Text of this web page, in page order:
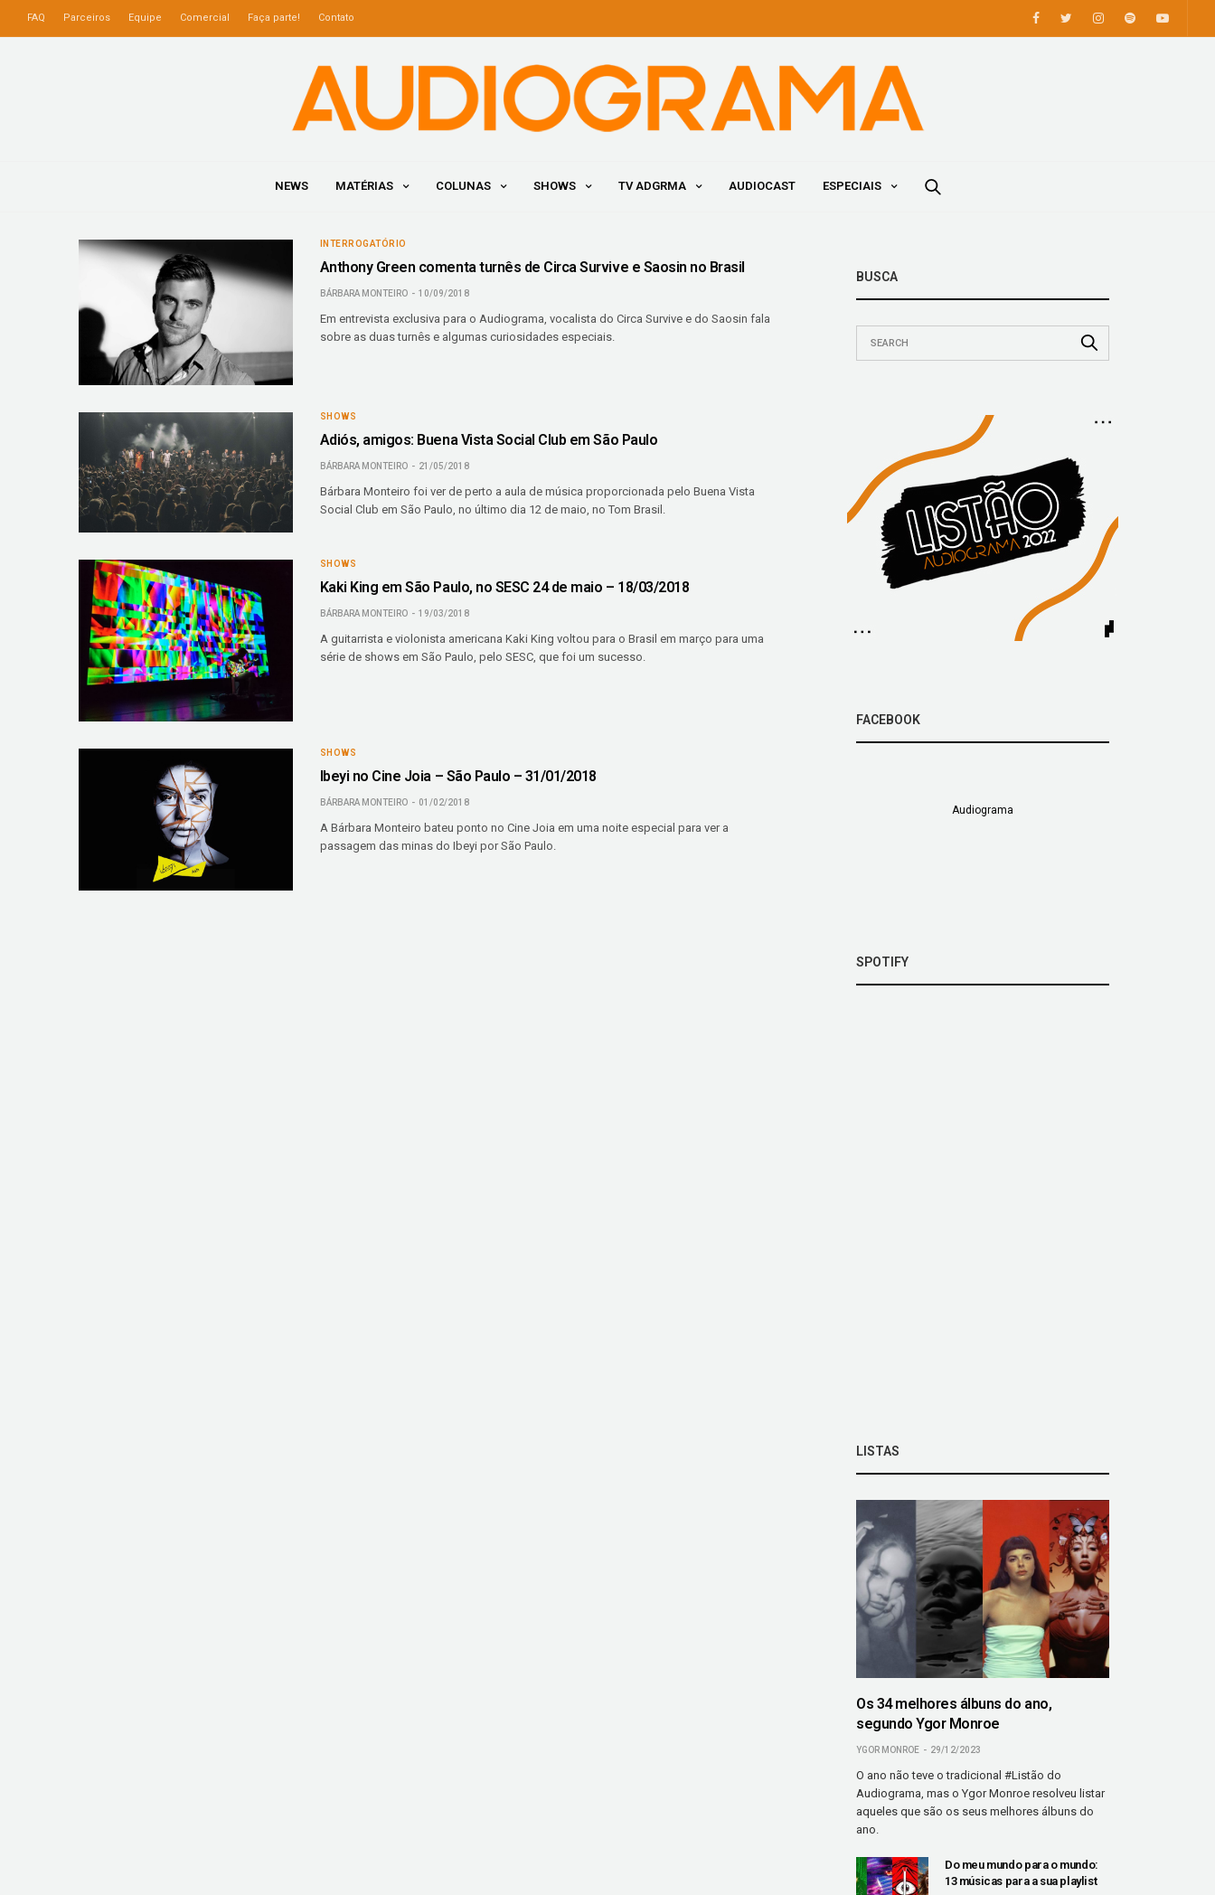
FAQ Parceiros Equipe Comercial Faça parte! Contato
NEWS MATÉRIAS COLUNAS SHOWS TV ADGRMA AUDIOCAST ESPECIAIS
INTERROGATÓRIO
Anthony Green comenta turnês de Circa Survive e Saosin no Brasil
BÁRBARA MONTEIRO 10/09/2018
Em entrevista exclusiva para o Audiograma, vocalista do Circa Survive e do Saosin fala
sobre as duas turnês e algumas curiosidades especiais.
SHOWS
Adiós, amigos: Buena Vista Social Club em São Paulo
BÁRBARA MONTEIRO 21/05/2018
Bárbara Monteiro foi ver de perto a aula de música proporcionada pelo Buena Vista
Social Club em São Paulo, no último dia 12 de maio, no Tom Brasil.
SHOWS
Kaki King em São Paulo, no SESC 24 de maio – 18/03/2018
BÁRBARA MONTEIRO 19/03/2018
A guitarrista e violonista americana Kaki King voltou para o Brasil em março para uma
série de shows em São Paulo, pelo SESC, que foi um sucesso.
SHOWS
Ibeyi no Cine Joia – São Paulo – 31/01/2018
BÁRBARA MONTEIRO 01/02/2018
A Bárbara Monteiro bateu ponto no Cine Joia em uma noite especial para ver a
passagem das minas do Ibeyi por São Paulo.
BUSCA
FACEBOOK
Audiograma
SPOTIFY
LISTAS
Os 34 melhores álbuns do ano,
segundo Ygor Monroe
YGOR MONROE 29/12/2023
O ano não teve o tradicional #Listão do
Audiograma, mas o Ygor Monroe resolveu listar
aqueles que são os seus melhores álbuns do
ano.
Do meu mundo para o mundo:
13 músicas para a sua playlist